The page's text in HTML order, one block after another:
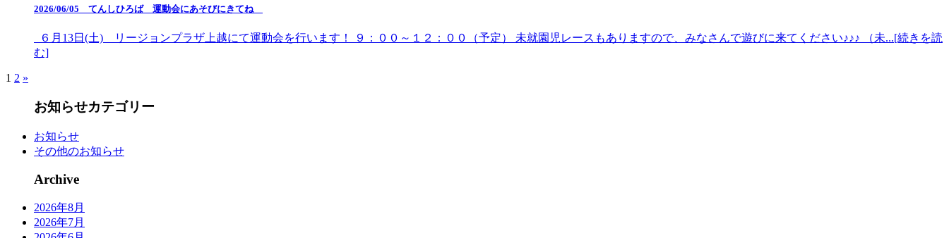
2026/06/05 てんしひろば 運動会にあそびにきてね
６月13日(土) リージョンプラザ上越にて運動会を行います！ ９：００～１２：００（予定） 未就園児レースもありますので、みなさんで遊びに来てください♪♪♪ （未...[続きを読
む]
1 2 »
お知らせカテゴリー
お知らせ
その他のお知らせ
Archive
2026年8月
2026年7月